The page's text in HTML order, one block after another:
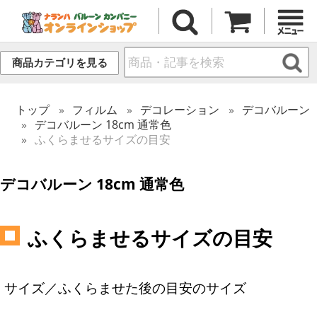
商品カテゴリを見る
トップ フィルム デコレーション
デコバルーン
デコバルーン 18cm 通常色
ふくらませるサイズの目安
デコバルーン 18cm 通常色
ふくらませるサイズの目安
サイズ／ふくらませた後の目安のサイズ